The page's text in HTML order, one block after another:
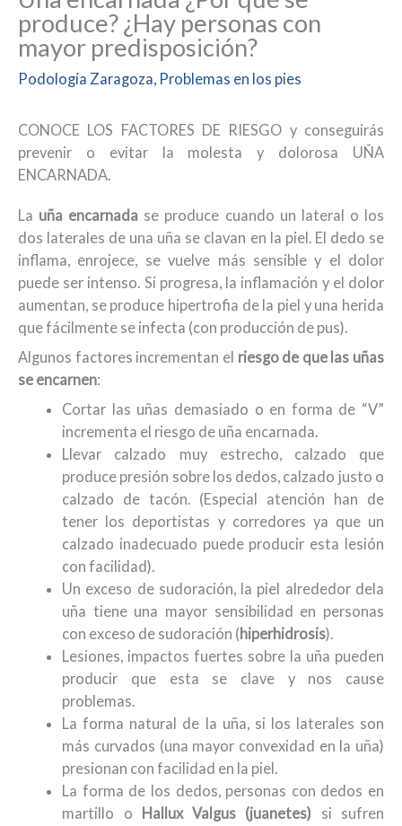
produce? ¿Hay personas con
mayor predisposición?
Podología Zaragoza, Problemas en los pies
CONOCE LOS FACTORES DE RIESGO y conseguirás
prevenir o evitar la molesta y dolorosa UÑA
ENCARNADA.
La uña encarnada se produce cuando un lateral o los
dos laterales de una uña se clavan en la piel. El dedo se
inflama, enrojece, se vuelve más sensible y el dolor
puede ser intenso. Si progresa, la inflamación y el dolor
aumentan, se produce hipertrofia de la piel y una herida
que fácilmente se infecta (con producción de pus).
Algunos factores incrementan el riesgo de que las uñas
se encarnen:
Cortar las uñas demasiado o en forma de “V”
incrementa el riesgo de uña encarnada.
Llevar calzado muy estrecho, calzado que
produce presión sobre los dedos, calzado justo o
calzado de tacón. (Especial atención han de
tener los deportistas y corredores ya que un
calzado inadecuado puede producir esta lesión
con facilidad).
Un exceso de sudoración, la piel alrededor dela
uña tiene una mayor sensibilidad en personas
con exceso de sudoración (hiperhidrosis).
Lesiones, impactos fuertes sobre la uña pueden
producir que esta se clave y nos cause
problemas.
La forma natural de la uña, si los laterales son
más curvados (una mayor convexidad en la uña)
presionan con facilidad en la piel.
La forma de los dedos, personas con dedos en
martillo o Hallux Valgus (juanetes) si sufren